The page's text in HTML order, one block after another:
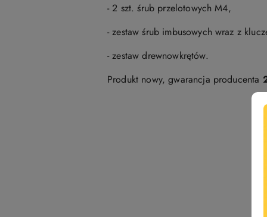
- 2 szt. śrub przelotowych M4,
- zestaw śrub imbusowych wraz z
- zestaw drewnowkrętów.
Produkt nowy, gwarancja producenta